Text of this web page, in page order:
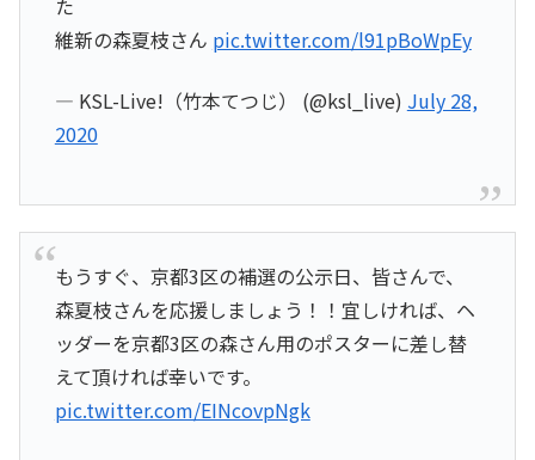
た
維新の森夏枝さん pic.twitter.com/l91pBoWpEy
— KSL-Live!（竹本てつじ） (@ksl_live) July 28,
2020
もうすぐ、京都3区の補選の公示日、皆さんで、
森夏枝さんを応援しましょう！！宜しければ、ヘ
ッダーを京都3区の森さん用のポスターに差し替
えて頂ければ幸いです。
pic.twitter.com/EINcovpNgk